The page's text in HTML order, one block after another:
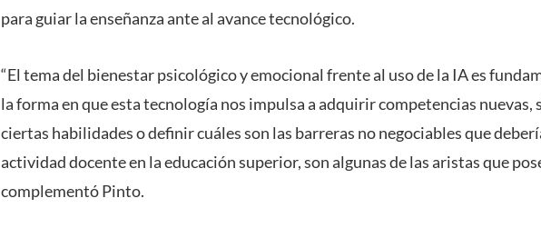
para guiar la enseñanza ante al avance tecnológico.
“El tema del bienestar psicológico y emocional frente al uso de la IA es
la forma en que esta tecnología nos impulsa a adquirir competencias nuevas,
ciertas habilidades o definir cuáles son las barreras no negociables que
actividad docente en la educación superior, son algunas de las aristas que
complementó Pinto.